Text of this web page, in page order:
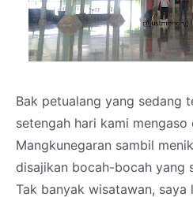
Bak petualang yang sedang
setengah hari kami
Mangkunegaran sambil
disajikan bocah-bocah yang
Tak banyak wisatawan, saya